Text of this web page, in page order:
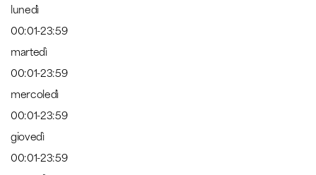
lunedì
00:01-23:59
martedì
00:01-23:59
mercoledì
00:01-23:59
giovedì
00:01-23:59